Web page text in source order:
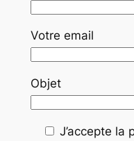
Votre email
Objet
J’accepte la